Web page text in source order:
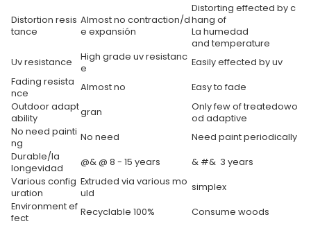
Distortion resis
tance
Almost no contraction/d
e expansión
Distorting effected by c
hang of
La humedad
and temperature
Uv resistance
High grade uv resistanc
e
Easily effected by uv
Fading resista
nce
Almost no
Easy to fade
Outdoor adapt
ability
gran
Only few of treatedowo
od adaptive
No need painti
ng
No need
Need paint periodically
Durable/la
longevidad
@& @ 8 - 15 years
& #& 3 years
Various config
uration
Extruded via various mo
uld
simplex
Environment ef
fect
Recyclable 100% Consume woods